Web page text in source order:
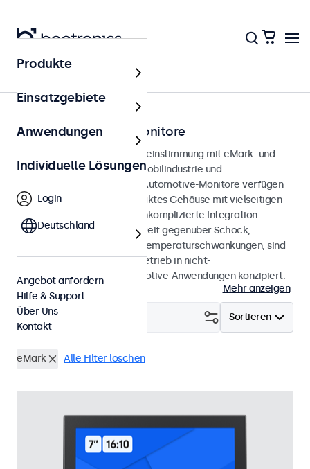
Startseite
eMark Automotive-Monitore
Monitore, entwickelt in Übereinstimmung mit eMark- und
SAE-Standards für die Automobilindustrie und
Fahrzeuginstallationen. Die Automotive-Monitore verfügen
über ein robustes und kompaktes Gehäuse mit vielseitigen
Montageoptionen für eine unkomplizierte Integration.
Ausgelegt für die Beständigkeit gegenüber Schock,
Vibration, Feuchtigkeit und Temperaturschwankungen, sind
sie für einen zuverlässigen Betrieb in nicht-
sicherheitskritischen Automotive-Anwendungen konzipiert.
Mehr anzeigen
Sortieren
Filtern (24
eMark Alle Filter löschen
Produkte
Einsatzgebiete
Anwendungen
Individuelle Lösungen
Login
Deutschland
Angebot anfordern
Hilfe & Support
Über Uns
Kontakt